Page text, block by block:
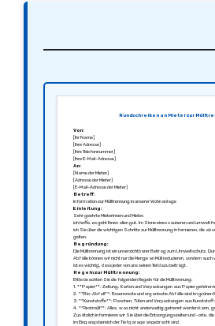
Rundschreiben an Mieter zur
Von:
[Ihr Name]
[Ihre Adresse]
[Ihre Telefonnummer]
[Ihre E-Mail-Adresse]
An:
[Name der Mieter]
[Adresse der Mieter]
[E-Mail-Adresse der Mieter]
Betreff:
Information zur Mülltrennung in unserer Wohnanlage
Einleitung:
Sehr geehrte Mieterinnen und Mieter,
ich hoffe, es geht Ihnen allen gut. Im Sinne eines sauberen und
ich Sie über die wichtigen Schritte zur Mülltrennung informieren, die ab
gelten.
Begründung:
Die Mülltrennung ist ein unverzichtbarer Beitrag zum Umweltschutz.
Abfälle können wir nicht nur die Menge an Müll reduzieren, sondern
ist es wichtig, dass jeder von uns seinen Teil dazu beiträgt.
Regeln zur Mülltrennung:
Bitte beachten Sie die folgenden Regeln für die Mülltrennung:
1. **Papier**: Zeitung, Karton und Verpackungen aus Papier gehören in
2. **Bio-Abfall**: Essensreste und organische Abfälle sind im grünen
3. **Kunststoffe**: Flaschen, Tüten und Verpackungen aus Kunststoff
4. **Restmüll**: Alles, was nicht anderweitig getrennt werden kann,
Zusätzlich informieren wir Sie über die Entsorgungszeiten und -orte,
im Eingangsbereich der Tiefgarage angebracht sind.